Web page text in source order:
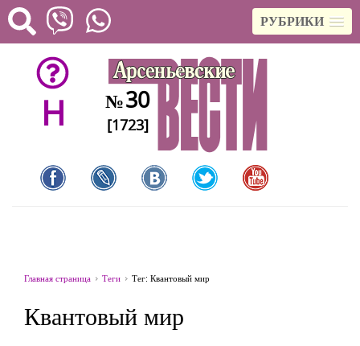
РУБРИКИ
H №30
[1723]
Главная страница Теги Тег: Квантовый мир
Квантовый мир